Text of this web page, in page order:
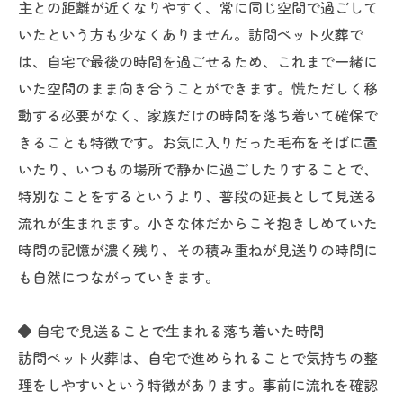
主との距離が近くなりやすく、常に同じ空間で過ごして
いたという方も少なくありません。訪問ペット火葬で
は、自宅で最後の時間を過ごせるため、これまで一緒に
いた空間のまま向き合うことができます。慌ただしく移
動する必要がなく、家族だけの時間を落ち着いて確保で
きることも特徴です。お気に入りだった毛布をそばに置
いたり、いつもの場所で静かに過ごしたりすることで、
特別なことをするというより、普段の延長として見送る
流れが生まれます。小さな体だからこそ抱きしめていた
時間の記憶が濃く残り、その積み重ねが見送りの時間に
も自然につながっていきます。
◆ 自宅で見送ることで生まれる落ち着いた時間
訪問ペット火葬は、自宅で進められることで気持ちの整
理をしやすいという特徴があります。事前に流れを確認